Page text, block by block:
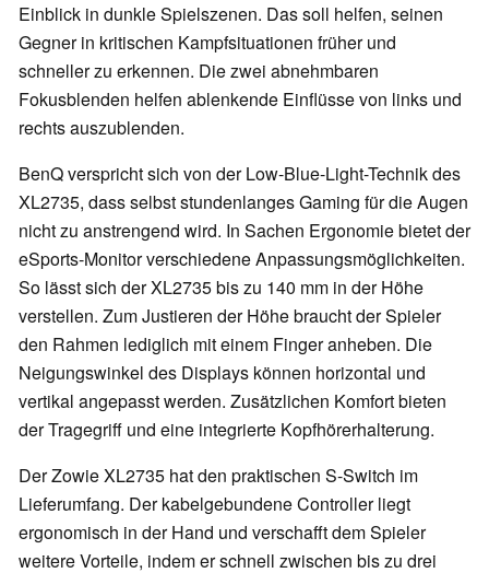
Einblick in dunkle Spielszenen. Das soll helfen, seinen
Gegner in kritischen Kampfsituationen früher und
schneller zu erkennen. Die zwei abnehmbaren
Fokusblenden helfen ablenkende Einflüsse von links und
rechts auszublenden.
BenQ verspricht sich von der Low-Blue-Light-Technik des
XL2735, dass selbst stundenlanges Gaming für die Augen
nicht zu anstrengend wird. In Sachen Ergonomie bietet der
eSports-Monitor verschiedene Anpassungsmöglichkeiten.
So lässt sich der XL2735 bis zu 140 mm in der Höhe
verstellen. Zum Justieren der Höhe braucht der Spieler
den Rahmen lediglich mit einem Finger anheben. Die
Neigungswinkel des Displays können horizontal und
vertikal angepasst werden. Zusätzlichen Komfort bieten
der Tragegriff und eine integrierte Kopfhörerhalterung.
Der Zowie XL2735 hat den praktischen S-Switch im
Lieferumfang. Der kabelgebundene Controller liegt
ergonomisch in der Hand und verschafft dem Spieler
weitere Vorteile, indem er schnell zwischen bis zu drei